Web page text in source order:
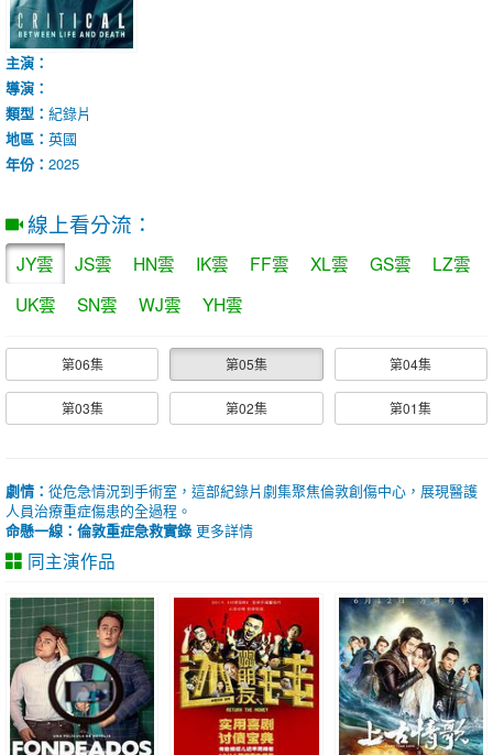
主演：
導演：
類型： 紀錄片
地區： 英國
年份： 2025
線上看分流：
JY雲 JS雲 HN雲 IK雲 FF雲 XL雲 GS雲
LZ雲
UK雲
SN雲 WJ雲 YH雲
第06集 第05集 第04集
第03集 第02集 第01集
劇情： 從危急情況到手術室，這部紀錄片劇集聚焦倫敦創傷中心，展現醫護
人員治療重症傷患的全過程。
命懸一線：倫敦重症急救實錄 更多詳情
同主演作品